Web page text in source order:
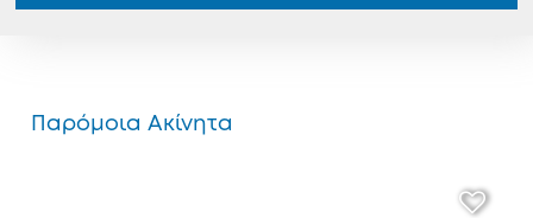
Παρόμοια Ακίνητα